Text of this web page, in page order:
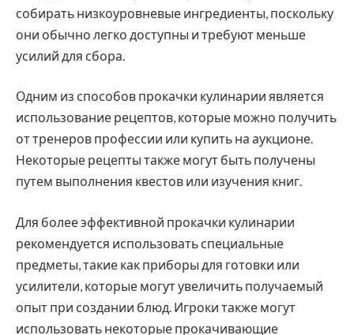
собирать низкоуровневые ингредиенты, поскольку
они обычно легко доступны и требуют меньше
усилий для сбора.
Одним из способов прокачки кулинарии является
использование рецептов, которые можно получить
от тренеров профессии или купить на аукционе.
Некоторые рецепты также могут быть получены
путем выполнения квестов или изучения книг.
Для более эффективной прокачки кулинарии
рекомендуется использовать специальные
предметы, такие как приборы для готовки или
усилители, которые могут увеличить получаемый
опыт при создании блюд. Игроки также могут
использовать некоторые прокачивающие